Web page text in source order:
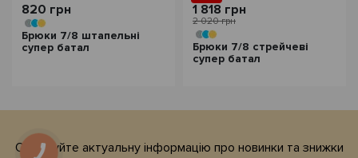
820 грн
Брюки 7/8 штапельні
супер батал
1 818 грн
2 020 грн
Брюки 7/8 cтрейчеві
супер батал
Отримуйте актуальну iнформацiю про новинки та знижки